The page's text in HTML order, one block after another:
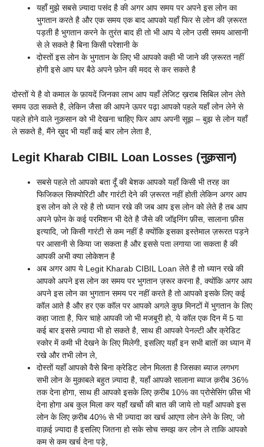
यहाँ मुझे सबसे ज़्यादा पसंद है की अगर आप समय पर अपने इस लोन का
भुगतान करते है और एक समय एक बाद आपको यहाँ फिर से लोन की ज़रूरत
पड़ती है भुगतान करने के तुरंत बाद ही तो भी आप ये लोन उसी समय आसानी
से ले सकते है बिना किसी परेशानी के
दोस्तों इस लोन के भुगतान के लिए भी आपको कही भी जाने की ज़रूरत नहीं
होगी इसे आप घर बैठे अपने फ़ोन की मदद से कर सकते है
दोस्तों ये है वो कमाल के फ़ायदें जिनका लाभ आप यहाँ लेजिट ख़राब सिबिल लोन लेते
समय उठा सकते है, लेकिन जैसा की आपने ऊपर पढ़ा आपको पहले यहाँ लोन लेने से
पहले होने वाले नुक़सान को भी देखना चाहिए फिर आप अपनी सूझ – बुझ से लोन यहाँ
ले सकते है, मैंने ख़ुद भी यहाँ कई बार लोन लेता है,
Legit Kharab CIBIL Loan Losses (नुक़सान)
सबसे पहले तो आपको बता दूँ की बेशक आपको यहाँ किसी भी तरह का
फिजिकल सिक्योरिटी और गारंटी देने की ज़रूरत नहीं होती लेकिन अगर आप
इस लोन को ले रहे है तो ध्यान रखे की जब आप इस लोन को लेते है तब आप
अपने फ़ोन के कई परमिशन भी देते है जैसे की जॉइनिंग फ़ीस, सालाना फ़ीस
इत्यादि, जो किसी गारंटी से कम नहीं है क्योंकि इसका इस्तेमाल ज़रूरत पड़ने
पर आसानी से किया जा सकता है और इससे पता लगाया जा सकता है की
आपकी अभी क्या लोकेशन है
अब अगर आप ये Legit Kharab CIBIL Loan लेते है तो ध्यान रखे की
आपको अपने इस लोन का समय पर भुगतान ज़रूर करना है, क्योंकि अगर आप
अपने इस लोन का भुगतान समय पर नहीं करते है तो आपको इसके लिए कई
कॉल आते है और हर एक कॉल पर आपको अगले कुछ मिनटों में भुगतान के लिए
कहा जाता है, फिर चाहे आपकी जो भी मजबूरी हो, ये कॉल एक दिन में 5 या
कई बार इससे ज़्यादा भी हो सकते है, साथ ही आपको पेनल्टी और क्रेडिट
स्कोर में कमी भी देखने के लिए मिलेगी, इसलिए यहाँ इन सभी बातों का ध्यान में
रखे और तभी लोन ले,
दोस्तों यहाँ आपको वैसे बिना क्रेडिट लोन मिलता है जिसका ब्याज लगभग
सभी लोन के मुक़ाबले बहुत ज़्यादा है, यहाँ आपको सालाना ब्याज क़रीब 36%
तक देना होगा, साथ ही आपको इसके लिए क़रीब 10% का प्रोसेसिंग फ़ीस भी
देना होगा अब कुल मिला कर यहाँ खर्चो की बात की जाये तो यहाँ आपको इस
लोन के लिए क़रीब 40% से भी ज़्यादा का खर्च आएगा लोन लेने के लिए, जो
वाक़ई ज़्यादा है इसलिए जितना हो सके सोच समझ कर लोन ले ताकि आपको
कम से कम खर्च देना पड़े,